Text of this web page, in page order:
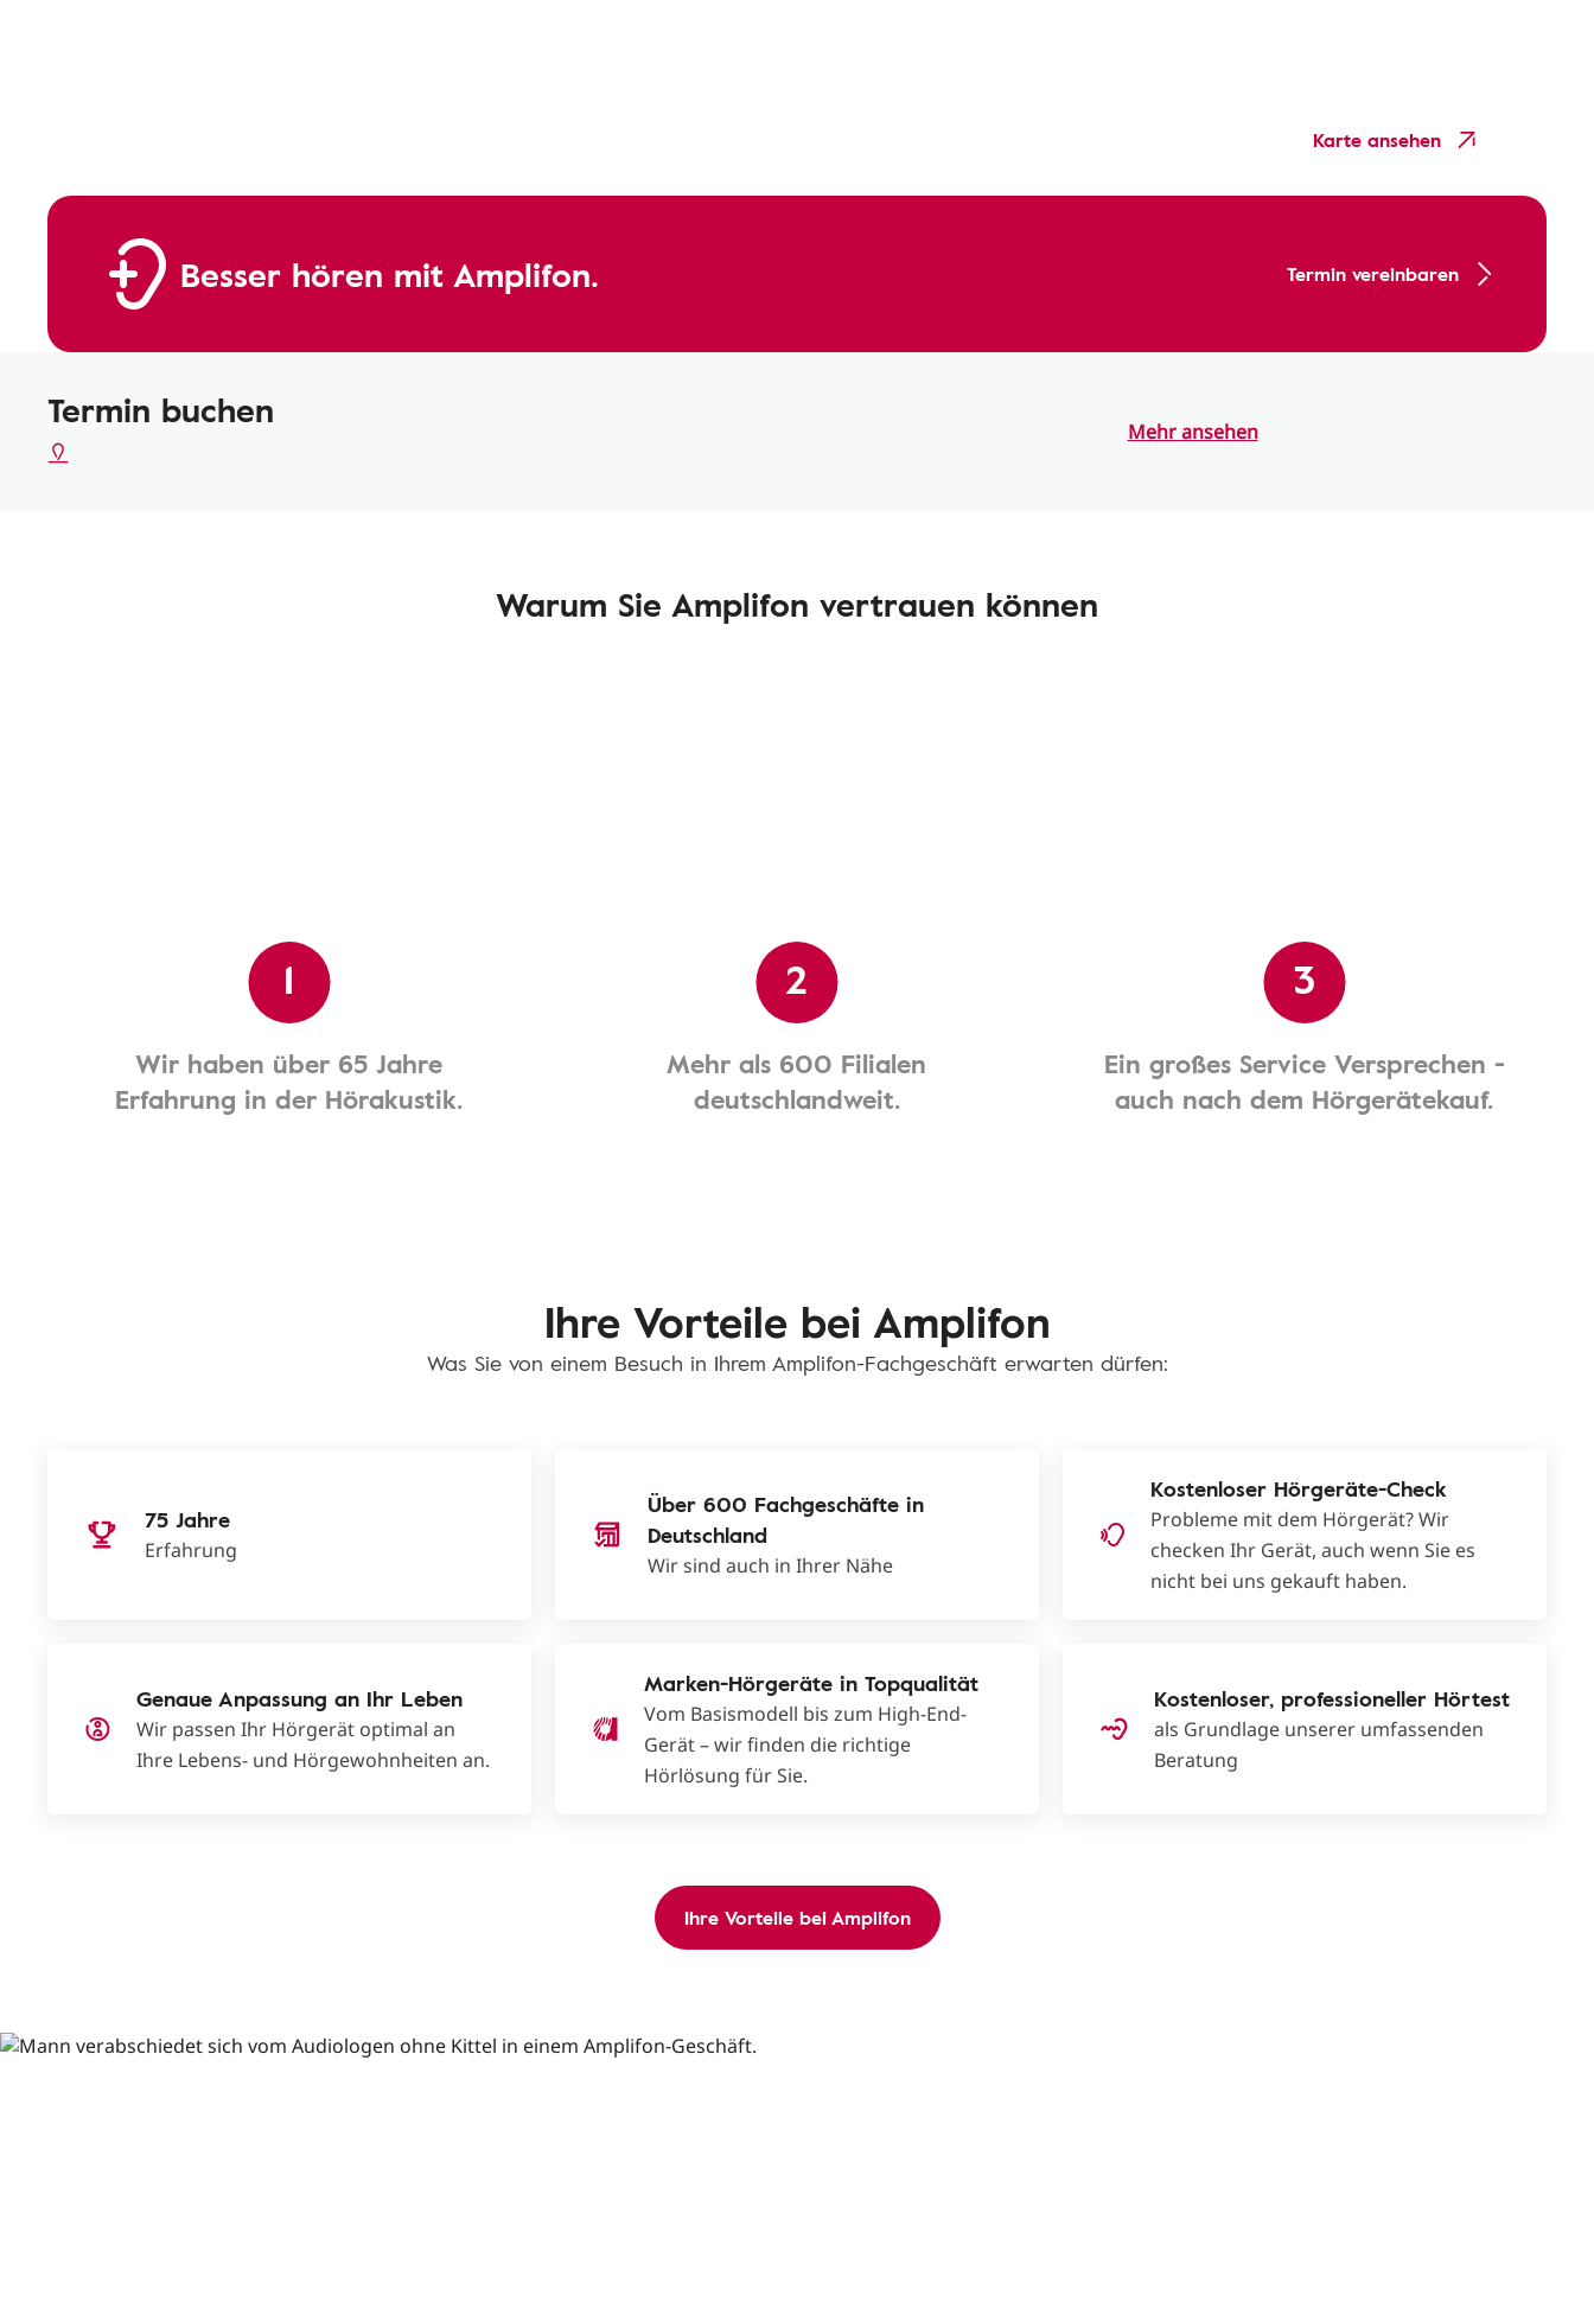
Karte ansehen
Besser hören mit Amplifon. Termin vereinbaren
Termin buchen Mehr ansehen
Warum Sie Amplifon vertrauen können
1
Wir haben über 65 Jahre
Erfahrung in der Hörakustik.
2
Mehr als 600 Filialen
deutschlandweit.
3
Ein großes Service Versprechen -
auch nach dem Hörgerätekauf.
Ihre Vorteile bei Amplifon
Was Sie von einem Besuch in Ihrem Amplifon-Fachgeschäft erwarten dürfen:
75 Jahre
Erfahrung
Über 600 Fachgeschäfte in
Deutschland
Wir sind auch in Ihrer Nähe
Kostenloser Hörgeräte-Check
Probleme mit dem Hörgerät? Wir
checken Ihr Gerät, auch wenn Sie es
nicht bei uns gekauft haben.
Genaue Anpassung an Ihr Leben
Wir passen Ihr Hörgerät optimal an
Ihre Lebens- und Hörgewohnheiten an.
Marken-Hörgeräte in Topqualität
Vom Basismodell bis zum High-End-
Gerät – wir finden die richtige
Hörlösung für Sie.
Kostenloser, professioneller Hörtest
als Grundlage unserer umfassenden
Beratung
Ihre Vorteile bei Amplifon